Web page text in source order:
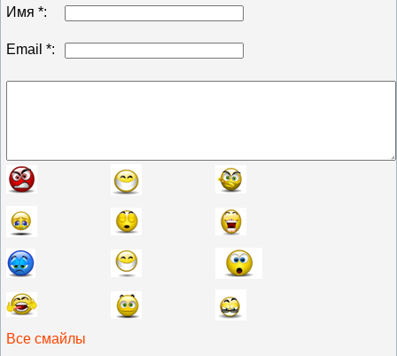
Имя *:
Email *:
Все смайлы